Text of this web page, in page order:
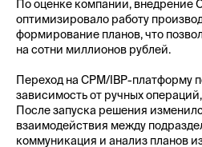
По оценке компании, внедрение
оптимизировало работу
формирование планов, что
на сотни миллионов рублей.
Переход на CPM/IBP-платформу
зависимость от ручных
После запуска решения
взаимодействия между
коммуникация и анализ планов